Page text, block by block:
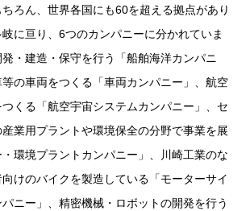
ろん、世界各国にも60を超える拠点があり
に亘り、6つのカンパニーに分かれていま
・建造・保守を行う「船舶海洋カンパニ
の車両をつくる「車両カンパニー」、航空
くる「航空宇宙システムカンパニー」、セ
産業用プラントや環境保全の分野で事業を展
環境プラントカンパニー」、川崎工業のな
けのバイクを製造している「モーターサイ
ニー」、精密機械・ロボットの開発を行う